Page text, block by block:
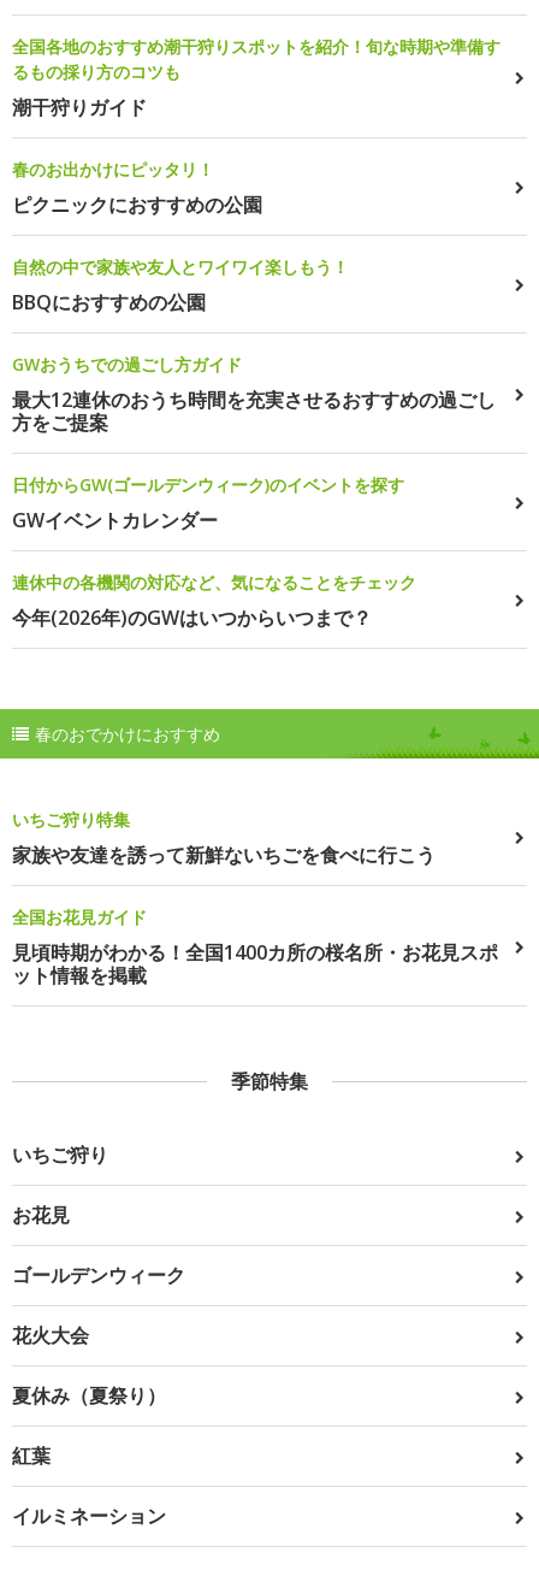
全国各地のおすすめ潮干狩りスポットを紹介！旬な時期や準備す
るもの採り方のコツも
潮干狩りガイド
春のお出かけにピッタリ！
ピクニックにおすすめの公園
自然の中で家族や友人とワイワイ楽しもう！
BBQにおすすめの公園
GWおうちでの過ごし方ガイド
最大12連休のおうち時間を充実させるおすすめの過ごし
方をご提案
日付からGW(ゴールデンウィーク)のイベントを探す
GWイベントカレンダー
連休中の各機関の対応など、気になることをチェック
今年(2026年)のGWはいつからいつまで？
春のおでかけにおすすめ
いちご狩り特集
家族や友達を誘って新鮮ないちごを食べに行こう
全国お花見ガイド
見頃時期がわかる！全国1400カ所の桜名所・お花見スポ
ット情報を掲載
季節特集
いちご狩り
お花見
ゴールデンウィーク
花火大会
夏休み（夏祭り）
紅葉
イルミネーション